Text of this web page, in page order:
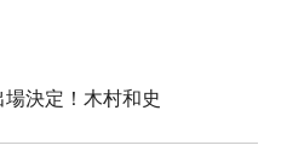
決定！木村和史